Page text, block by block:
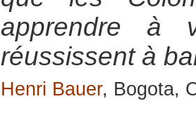
apprendre à
réussissent à
Henri Bauer, Bogota,